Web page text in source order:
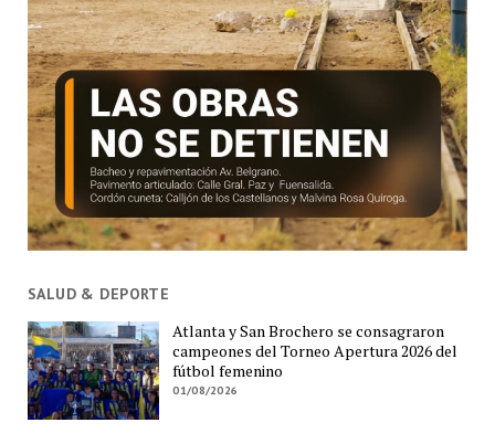
SALUD & DEPORTE
Atlanta y San Brochero se consagraron
campeones del Torneo Apertura 2026 del
fútbol femenino
01/08/2026